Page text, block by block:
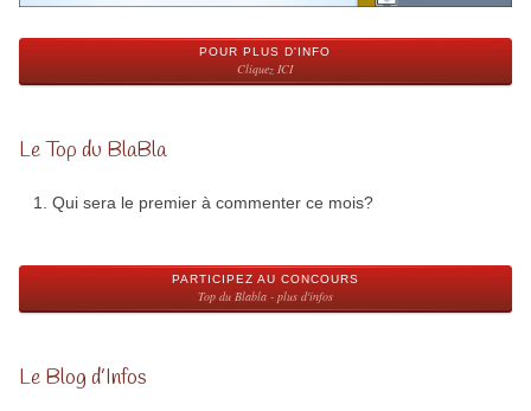
POUR PLUS D'INFO
Cliquez ICI
Le Top du BlaBla
Qui sera le premier à commenter ce mois?
PARTICIPEZ AU CONCOURS
Top du Blabla - plus d'infos
Le Blog d’Infos